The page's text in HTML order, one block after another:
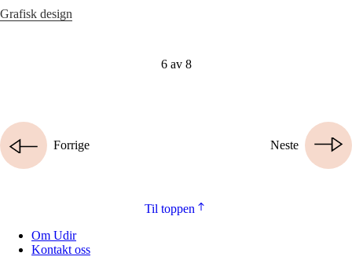
Grafisk design
6 av 8
Neste
Forrige
Til toppen
Om Udir
Kontakt oss